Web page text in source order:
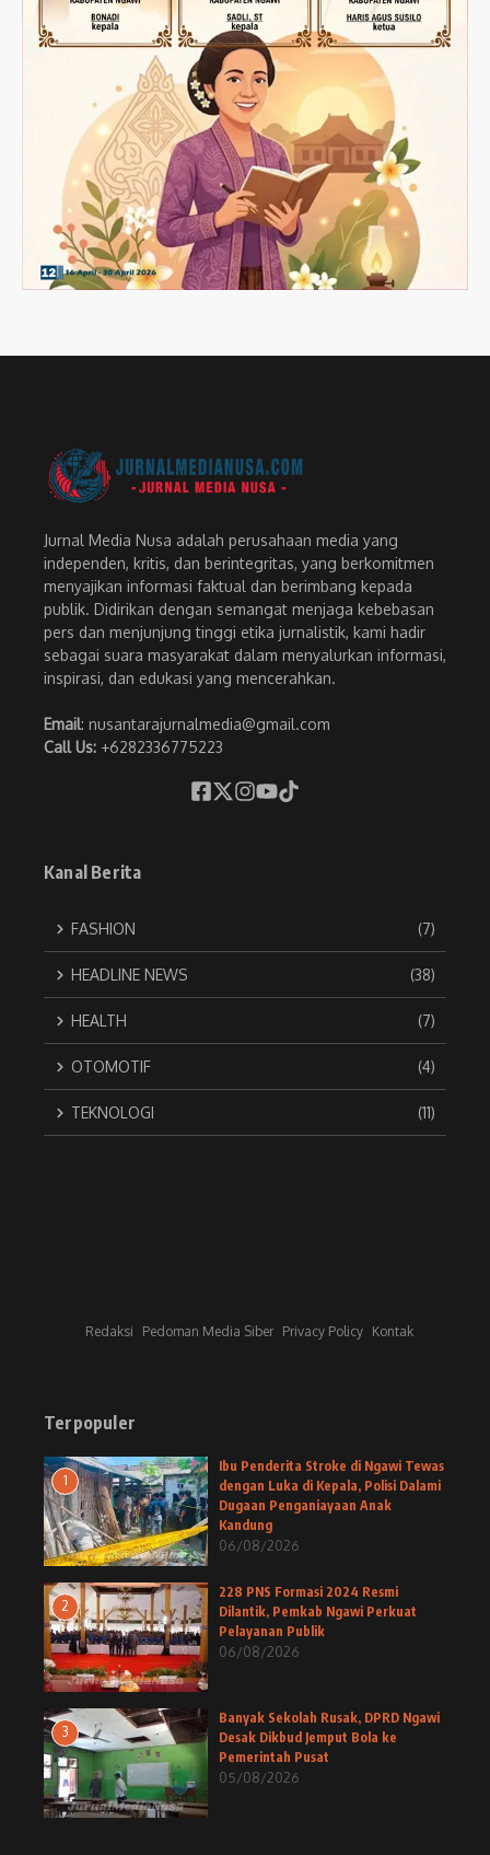
Jurnal Media Nusa adalah perusahaan media yang
independen, kritis, dan berintegritas, yang berkomitmen
menyajikan informasi faktual dan berimbang kepada
publik. Didirikan dengan semangat menjaga kebebasan
pers dan menjunjung tinggi etika jurnalistik, kami hadir
sebagai suara masyarakat dalam menyalurkan informasi,
inspirasi, dan edukasi yang mencerahkan.
Email: nusantarajurnalmedia@gmail.com
Call Us: +6282336775223
Kanal Berita
FASHION (7)
HEADLINE NEWS (38)
HEALTH (7)
OTOMOTIF (4)
TEKNOLOGI (11)
Redaksi Pedoman Media Siber Privacy Policy Kontak
Terpopuler
1
Ibu Penderita Stroke di Ngawi Tewas
dengan Luka di Kepala, Polisi Dalami
Dugaan Penganiayaan Anak
Kandung
06/08/2026
2
228 PNS Formasi 2024 Resmi
Dilantik, Pemkab Ngawi Perkuat
Pelayanan Publik
06/08/2026
3
Banyak Sekolah Rusak, DPRD Ngawi
Desak Dikbud Jemput Bola ke
Pemerintah Pusat
05/08/2026